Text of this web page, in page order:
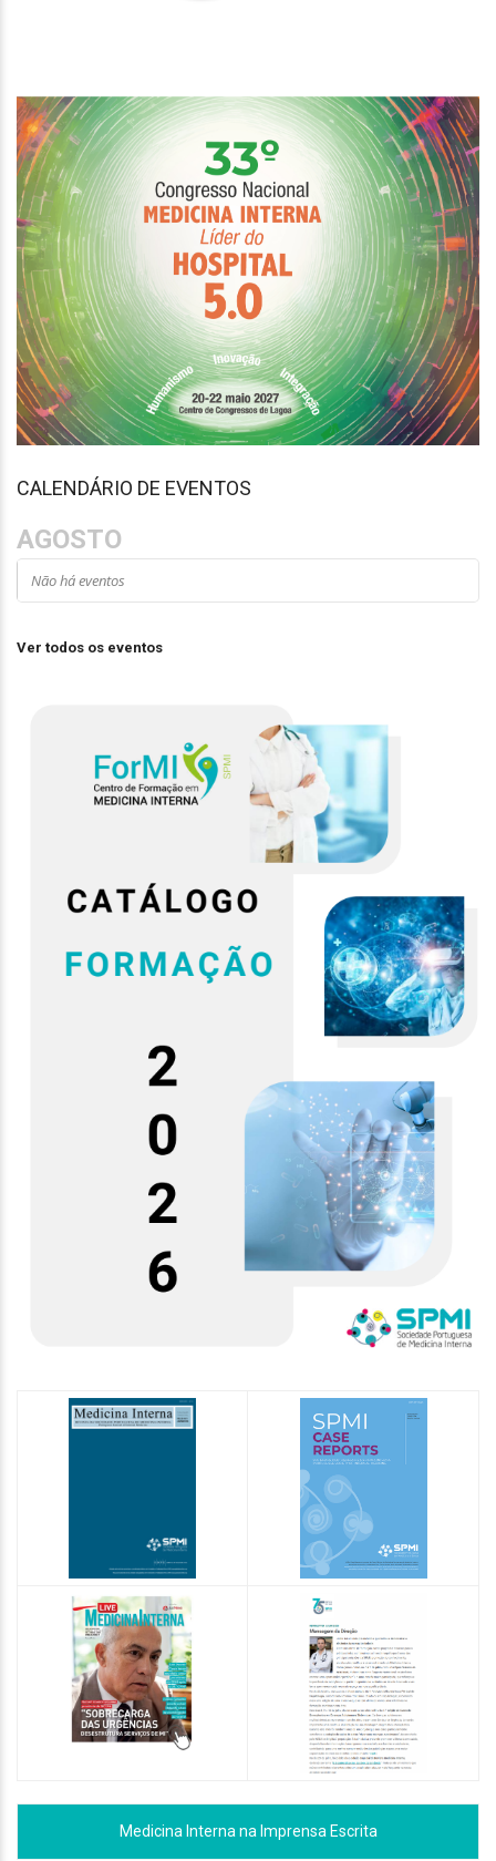
CALENDÁRIO DE EVENTOS
AGOSTO
Não há eventos
Ver todos os eventos
Medicina Interna na Imprensa Escrita